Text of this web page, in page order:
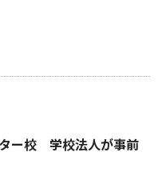
ー校 学校法人が事前